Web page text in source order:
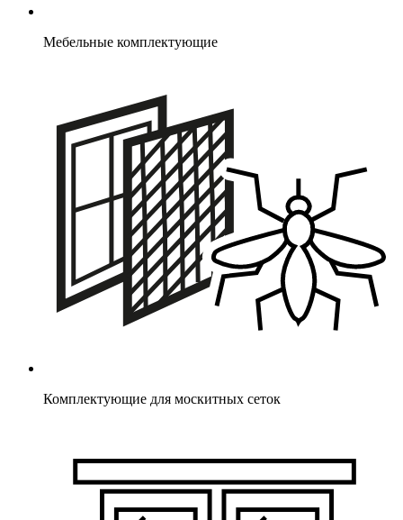
Мебельные комплектующие
Комплектующие для москитных сеток